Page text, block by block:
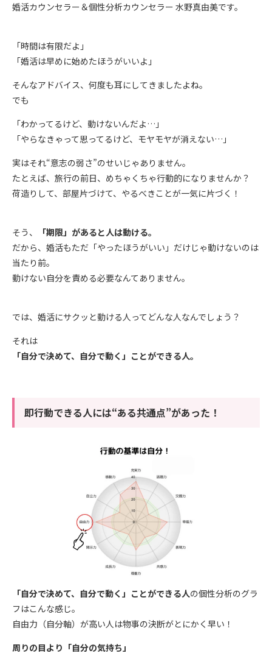
婚活カウンセラー＆個性分析カウンセラー 水野真由美です。
「時間は有限だよ」
「婚活は早めに始めたほうがいいよ」
そんなアドバイス、何度も耳にしてきましたよね。
でも
「わかってるけど、動けないんだよ…」
「やらなきゃって思ってるけど、モヤモヤが消えない…」
実はそれ“意志の弱さ”のせいじゃありません。
たとえば、旅行の前日、めちゃくちゃ行動的になりませんか？
荷造りして、部屋片づけて、やるべきことが一気に片づく！
そう、
「期限」があると人は動ける。
だから、婚活もただ「やったほうがいい」だけじゃ動けないのは
当たり前。
動けない自分を責める必要なんてありません。
では、婚活にサクッと動ける人ってどんな人なんでしょう？
それは
「自分で決めて、自分で動く」ことができる人。
即行動できる人には“ある共通点”があった！
「自分で決めて、自分で動く」ことができる人の個性分析のグラ
フはこんな感じ。
自由力（自分軸）が高い人は物事の決断がとにかく早い！
周りの目より「自分の気持ち」